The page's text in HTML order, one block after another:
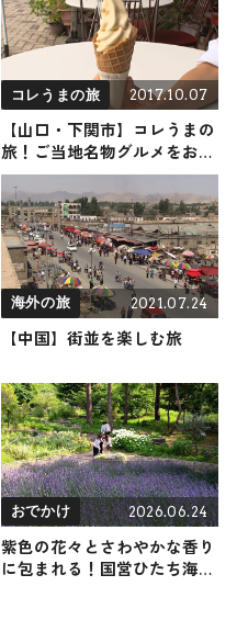
コレうまの旅 2017.10.07
【山口・下関市】コレうまの
旅！ご当地名物グルメをお届
け
海外の旅 2021.07.24
【中国】街並を楽しむ旅
おでかけ 2026.06.24
紫色の花々とさわやかな香り
に包まれる！国営ひたち海浜